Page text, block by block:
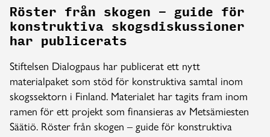
Röster från skogen – guide för
konstruktiva skogsdiskussioner
har publicerats
Stiftelsen Dialogpaus har publicerat ett nytt
materialpaket som stöd för konstruktiva samtal inom
skogssektorn i Finland. Materialet har tagits fram inom
ramen för ett projekt som finansieras av Metsämiesten
Säätiö. Röster från skogen – guide för konstruktiva